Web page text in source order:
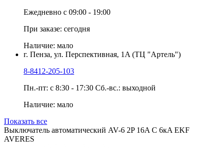
Ежедневно с 09:00 - 19:00
При заказе: сегодня
Наличие: мало
г. Пенза, ул. Перспективная, 1A (ТЦ "Артель")
8-8412-205-103
Пн.-пт: с 8:30 - 17:30 Сб.-вс.: выходной
Наличие: мало
Показать все
Выключатель автоматический AV-6 2P 16A C 6кA EKF
AVERES